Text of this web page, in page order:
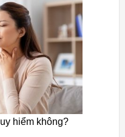
hiểm không?